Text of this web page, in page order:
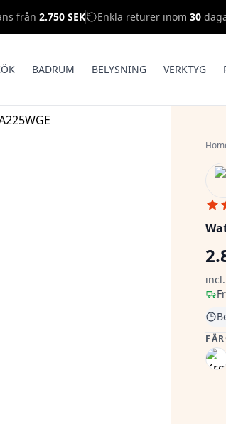
från 2.750 SEK Enkla returer inom 30
BADRUM BELYSNING VERKTYG